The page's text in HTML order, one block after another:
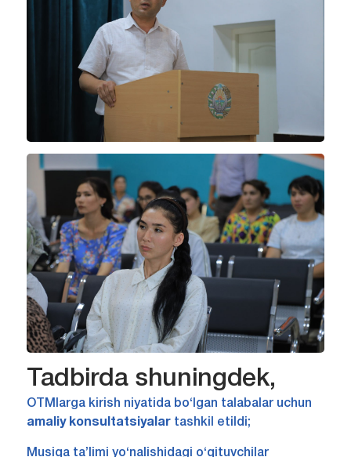
Tadbirda shuningdek,
OTMlarga kirish niyatida bo‘lgan talabalar uchun
amaliy konsultatsiyalartashkil etildi;
Musiqa ta’limi yo‘nalishidagi o‘qituvchilar